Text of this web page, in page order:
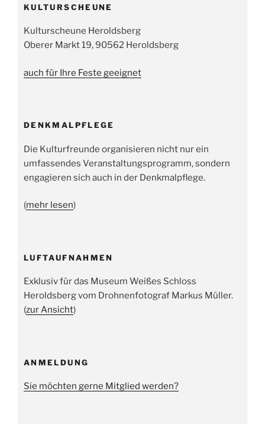
KULTURSCHEUNE
Kulturscheune Heroldsberg
Oberer Markt 19, 90562 Heroldsberg
auch für Ihre Feste geeignet
DENKMALPFLEGE
Die Kulturfreunde organisieren nicht nur ein
umfassendes Veranstaltungsprogramm, sondern
engagieren sich auch in der Denkmalpflege.
(mehr lesen)
LUFTAUFNAHMEN
Exklusiv für das Museum Weißes Schloss
Heroldsberg vom Drohnenfotograf Markus Müller.
(zur Ansicht)
ANMELDUNG
Sie möchten gerne Mitglied werden?